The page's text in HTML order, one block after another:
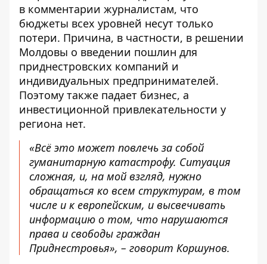
в комментарии журналистам, что
бюджеты всех уровней несут только
потери. Причина, в частности, в решении
Молдовы о введении пошлин для
приднестровских компаний и
индивидуальных предпринимателей.
Поэтому также падает бизнес, а
инвестиционной привлекательности у
региона нет.
«Всё это может повлечь за собой
гуманитарную катастрофу. Ситуация
сложная, и, на мой взгляд, нужно
обращаться ко всем структурам, в том
числе и к европейским, и высвечивать
информацию о том, что нарушаются
права и свободы граждан
Приднестровья», – говорит Коршунов.